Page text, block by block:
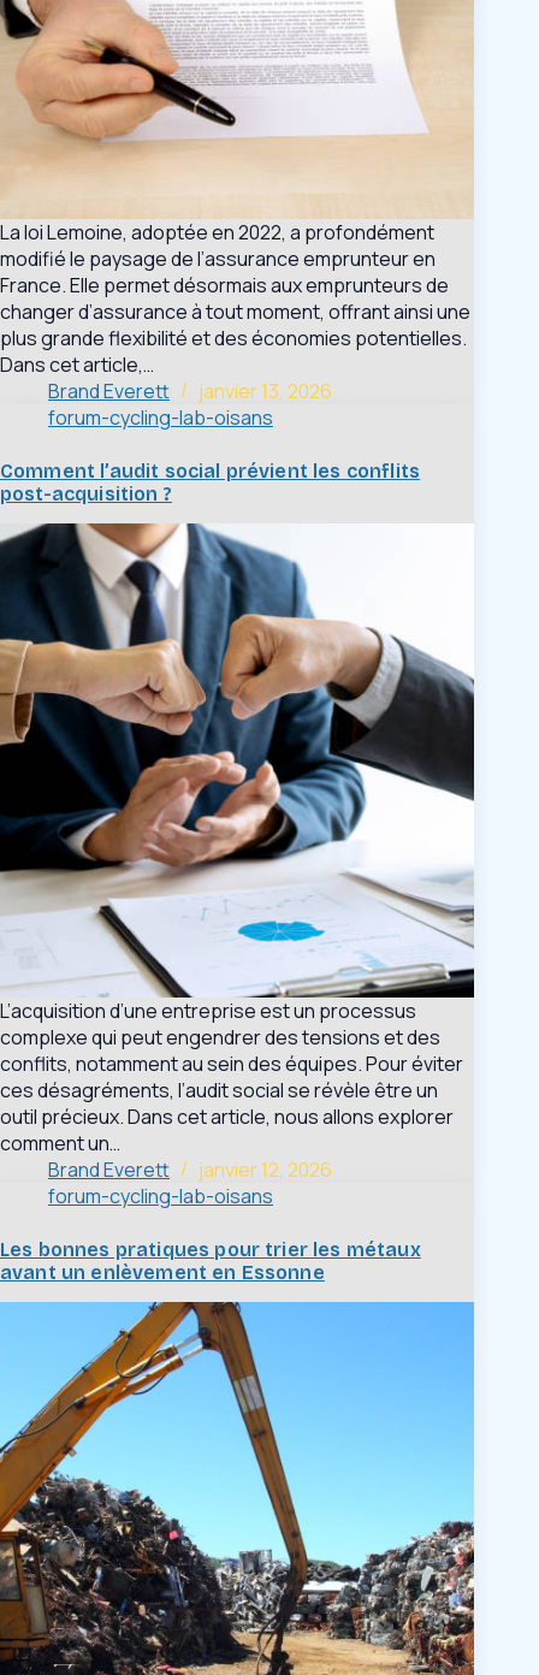
La loi Lemoine, adoptée en 2022, a profondément
modifié le paysage de l’assurance emprunteur en
France. Elle permet désormais aux emprunteurs de
changer d’assurance à tout moment, offrant ainsi une
plus grande flexibilité et des économies potentielles.
Dans cet article,…
Brand Everett
janvier 13, 2026
forum-cycling-lab-oisans
Comment l’audit social prévient les conflits
post-acquisition ?
L’acquisition d’une entreprise est un processus
complexe qui peut engendrer des tensions et des
conflits, notamment au sein des équipes. Pour éviter
ces désagréments, l’audit social se révèle être un
outil précieux. Dans cet article, nous allons explorer
comment un…
Brand Everett
janvier 12, 2026
forum-cycling-lab-oisans
Les bonnes pratiques pour trier les métaux
avant un enlèvement en Essonne